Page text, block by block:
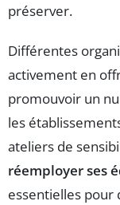
préserver.
Différentes
activement en
promouvoir un
les
ateliers de
réemployer ses
essentielles pour